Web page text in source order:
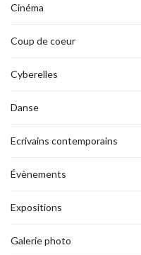
Cinéma
Coup de coeur
Cyberelles
Danse
Ecrivains contemporains
Évènements
Expositions
Galerie photo